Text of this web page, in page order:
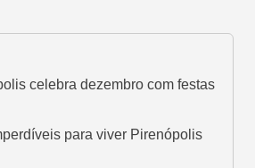
celebra dezembro com festas
para viver Pirenópolis